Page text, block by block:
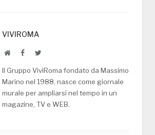
VIVIROMA
WebsiteFacebookTwitter
Il Gruppo ViviRoma fondato da Massimo
Marino nel 1988, nasce come giornale
murale per ampliarsi nel tempo in un
magazine, TV e WEB.